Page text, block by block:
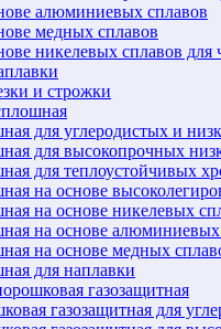
алюминиевых сплавов
медных сплавов
никелевых сплавов для
и строжки
для углеродистых и
для высокопрочных
для теплоустойчивых
на основе
на основе никелевых
на основе алюминиевых
на основе медных
для наплавки
газозащитная
газозащитная для